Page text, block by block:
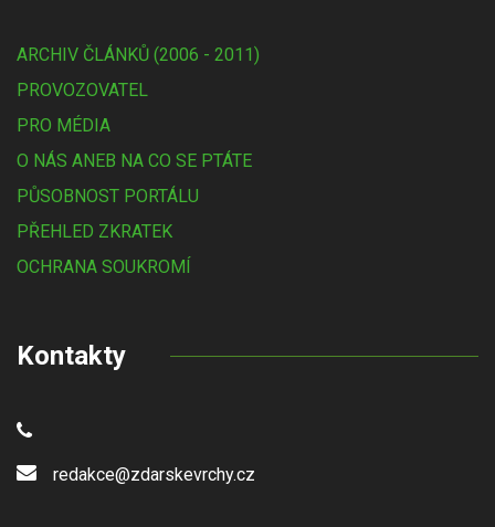
ARCHIV ČLÁNKŮ (2006 - 2011)
PROVOZOVATEL
PRO MÉDIA
O NÁS ANEB NA CO SE PTÁTE
PŮSOBNOST PORTÁLU
PŘEHLED ZKRATEK
OCHRANA SOUKROMÍ
Kontakty
redakce@zdarskevrchy.cz